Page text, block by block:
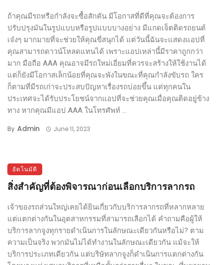
ถ้าคุณมีรถหรือกำลังจะซื้อสักคัน มีโอกาสที่ดีที่คุณจะต้องการ
ปรับปรุงมันในรูปแบบหรือรูปแบบบางอย่าง มีแกดเจ็ตติดรถยนต์
เจ๋งๆ มากมายที่จะช่วยให้คุณขี่สนุกได้ แต่วันนี้ฉันจะแสดงแอปที่
คุณสามารถดาวน์โหลดแทนได้ เพราะแอปเหล่านี้มีราคาถูกกว่า
มาก มือถือ AAA คุณอาจมีรถใหม่เอี่ยมที่ควรจะสร้างให้ใช้งานได้
แต่ก็ยังมีโอกาสเล็กน้อยที่คุณจะพังในขณะที่คุณกำลังขับรถ ใคร
ก็ตามที่มีรถเก่าจะประสบปัญหาเรื่องรถบ่อยขึ้น แต่ทุกคนใน
ประเทศจะได้รับประโยชน์จากแอปที่จะช่วยคุณเมื่อคุณติดอยู่ข้าง
ทาง หากคุณมีแอป AAA ในโทรศัพท์ ...
By Admin June 11, 2023
อัตโนมัติ
สิ่งสำคัญที่ต้องพิจารณาก่อนเลือกบริการลากรถ
เจ้าของรถส่วนใหญ่เคยได้ยินเกี่ยวกับบริการลากรถที่หลากหลาย
แต่แตกต่างกันในอุตสาหกรรมที่สามารถเลือกได้ คำถามคือผู้ให้
บริการลากจูงทุกรายดำเนินการในลักษณะเดียวกันหรือไม่? ตาม
ความเป็นจริง พวกมันไม่ได้ทำงานในลักษณะเดียวกัน แม้จะให้
บริการประเภทเดียวกัน แต่บริษัทลากจูงก็ดำเนินการแตกต่างกัน